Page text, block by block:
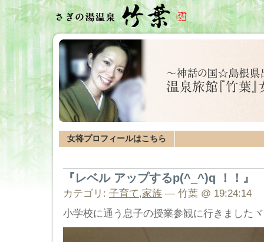
女将プロフィールはこちら
『レベル アップするp(^_^)q ！！』
カテゴリ: 子育て,家族 — 竹葉 @ 19:24:14
小学校に通う息子の授業参観に行きました